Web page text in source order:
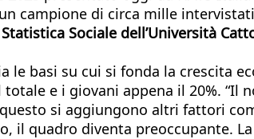
campione di circa mille
Sociale dell’Università
basi su cui si fonda la crescita
totale e i giovani appena il 20%.
si aggiungono altri fattori
il quadro diventa preoccupante.